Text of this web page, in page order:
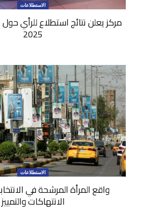
الاستطلاعات
مركز يعلن نتائج استطلاع للرأي حول
2025
الاستطلاعات
واقع المرأة المرشحة في
الانتهاكات والتمييز